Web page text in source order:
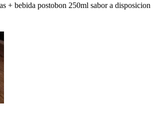
+ bebida postobon 250ml sabor a disposicion